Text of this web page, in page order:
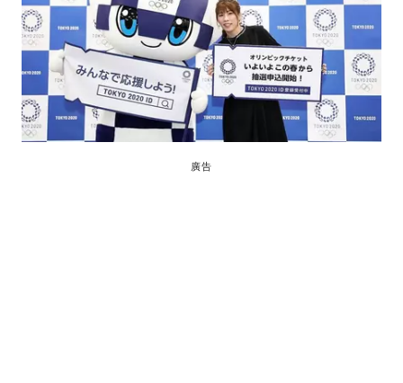
廣告